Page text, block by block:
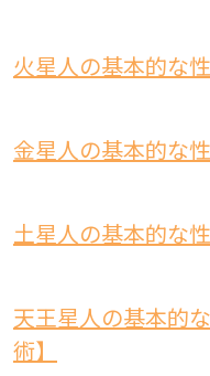
火星人の基本的な
金星人の基本的な
土星人の基本的な
天王星人の基本的
術】